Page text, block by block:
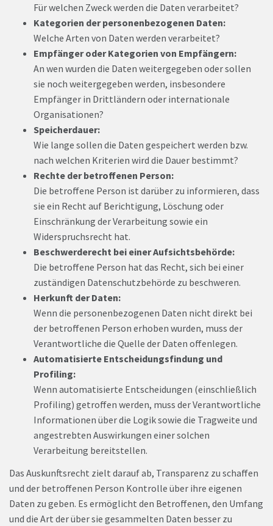
Für welchen Zweck werden die Daten verarbeitet?
Kategorien der personenbezogenen Daten:
Welche Arten von Daten werden verarbeitet?
Empfänger oder Kategorien von Empfängern:
An wen wurden die Daten weitergegeben oder sollen
sie noch weitergegeben werden, insbesondere
Empfänger in Drittländern oder internationale
Organisationen?
Speicherdauer:
Wie lange sollen die Daten gespeichert werden bzw.
nach welchen Kriterien wird die Dauer bestimmt?
Rechte der betroffenen Person:
Die betroffene Person ist darüber zu informieren, dass
sie ein Recht auf Berichtigung, Löschung oder
Einschränkung der Verarbeitung sowie ein
Widerspruchsrecht hat.
Beschwerderecht bei einer Aufsichtsbehörde:
Die betroffene Person hat das Recht, sich bei einer
zuständigen Datenschutzbehörde zu beschweren.
Herkunft der Daten:
Wenn die personenbezogenen Daten nicht direkt bei
der betroffenen Person erhoben wurden, muss der
Verantwortliche die Quelle der Daten offenlegen.
Automatisierte Entscheidungsfindung und
Profiling:
Wenn automatisierte Entscheidungen (einschließlich
Profiling) getroffen werden, muss der Verantwortliche
Informationen über die Logik sowie die Tragweite und
angestrebten Auswirkungen einer solchen
Verarbeitung bereitstellen.
Das Auskunftsrecht zielt darauf ab, Transparenz zu schaffen
und der betroffenen Person Kontrolle über ihre eigenen
Daten zu geben. Es ermöglicht den Betroffenen, den Umfang
und die Art der über sie gesammelten Daten besser zu